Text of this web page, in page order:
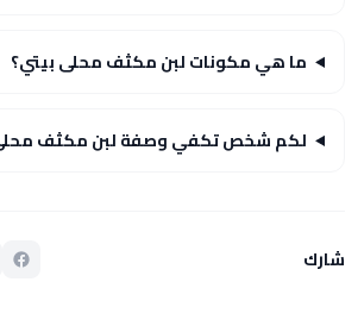
ما هي مكونات لبن مكثف محلى بيتي؟
لكم شخص تكفي وصفة لبن مكثف
شارك